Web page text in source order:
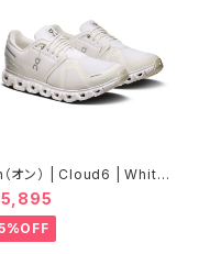
（オン） | Cloud6 | White/
| Men